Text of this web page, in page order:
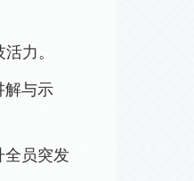
力。
解与示
全员突发